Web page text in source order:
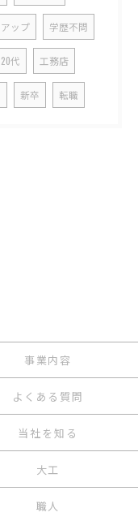
ップ 学歴不問
20代 工務店
新卒 転職
事業内容
よくある質問
当社を知る
大工
職人